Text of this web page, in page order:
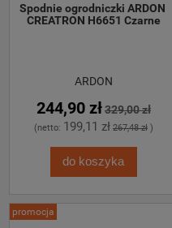
Spodnie ogrodniczki ARDON
CREATRON H6651 Czarne
ARDON
244,90 zł329,00 zł
(netto: 199,11 zł 267,48 zł)
do koszyka
promocja